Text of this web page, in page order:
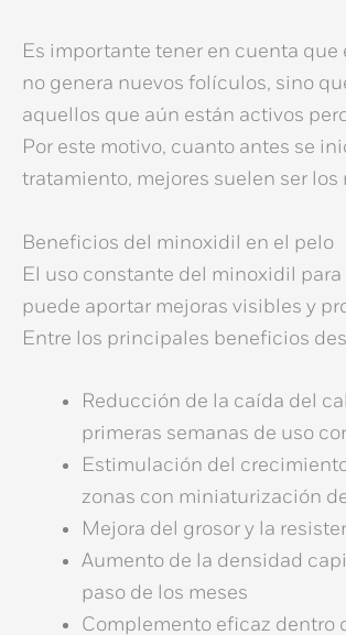
Es importante tener en cuenta que
no genera nuevos folículos, sino
aquellos que aún están activos
Por este motivo, cuanto antes se
tratamiento, mejores suelen ser los
Beneficios del minoxidil en el pelo
El uso constante del minoxidil
puede aportar mejoras visibles y
Entre los principales beneficios
Reducción de la caída del
primeras semanas de uso
Estimulación del
zonas con miniaturización
Mejora del grosor y la
Aumento de la densidad
paso de los meses
Complemento eficaz dentro